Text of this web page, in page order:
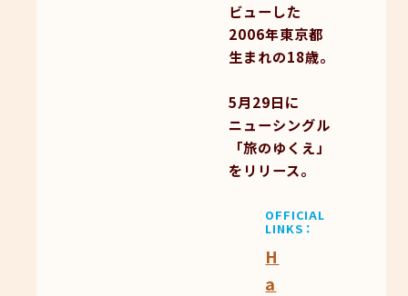
ビューした
2006年東京都
生まれの18歳。
5月29日に
ニューシングル
「旅のゆくえ」
をリリース。
OFFICIAL
LINKS
H
a